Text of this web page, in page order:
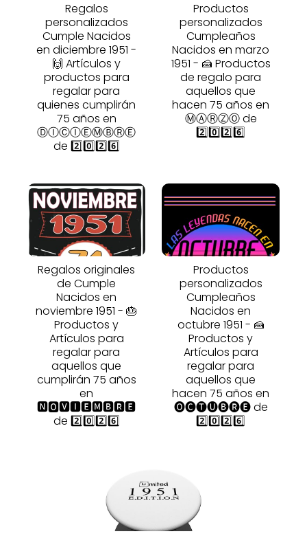
Regalos
personalizados
Cumple Nacidos
en diciembre 1951 -
🙌 Artículos y
productos para
regalar para
quienes cumplirán
75 años en
ⒹⒾⒸⒾⒺⓂⒷⓇⒺ
de 2️⃣0️⃣2️⃣6️⃣
Productos
personalizados
Cumpleaños
Nacidos en marzo
1951 - 🍰 Productos
de regalo para
aquellos que
hacen 75 años en
ⓂⒶⓇⓏⓄ de
2️⃣0️⃣2️⃣6️⃣
Regalos originales
de Cumple
Nacidos en
noviembre 1951 - 🎂
Productos y
Artículos para
regalar para
aquellos que
cumplirán 75 años
en
🅽🅾🆅🅸🅴🅼🅱🆁🅴
de 2️⃣0️⃣2️⃣6️⃣
Productos
personalizados
Cumpleaños
Nacidos en
octubre 1951 - 🍰
Productos y
Artículos para
regalar para
aquellos que
hacen 75 años en
🅞🅒🅣🅤🅑🅡🅔 de
2️⃣0️⃣2️⃣6️⃣